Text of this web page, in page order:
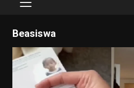
PRIMARY
Beasiswa